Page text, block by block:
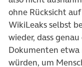
ohne Rücksicht
WikiLeaks selbst
wieder, dass
Dokumenten
würden, um